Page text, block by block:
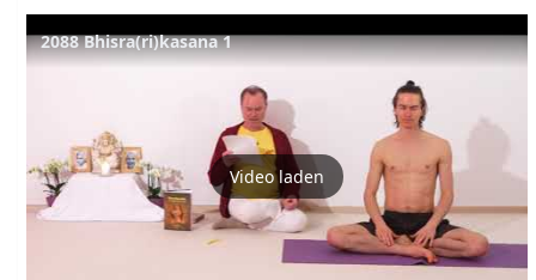
2088 Bhisra(ri)kasana 1
Video laden